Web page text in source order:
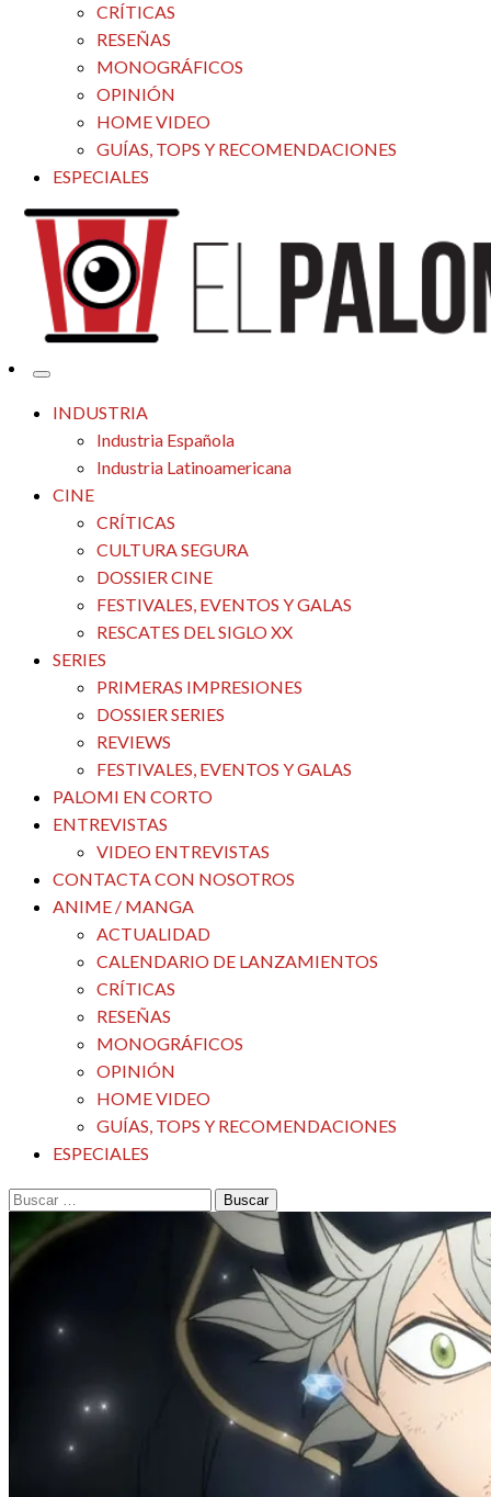
CRÍTICAS
RESEÑAS
MONOGRÁFICOS
OPINIÓN
HOME VIDEO
GUÍAS, TOPS Y RECOMENDACIONES
ESPECIALES
El Palomitrón
Tu espacio de la industria de cine española y latinoamericana
INDUSTRIA
Industria Española
Industria Latinoamericana
CINE
CRÍTICAS
CULTURA SEGURA
DOSSIER CINE
FESTIVALES, EVENTOS Y GALAS
RESCATES DEL SIGLO XX
SERIES
PRIMERAS IMPRESIONES
DOSSIER SERIES
REVIEWS
FESTIVALES, EVENTOS Y GALAS
PALOMI EN CORTO
ENTREVISTAS
VIDEO ENTREVISTAS
CONTACTA CON NOSOTROS
ANIME / MANGA
ACTUALIDAD
CALENDARIO DE LANZAMIENTOS
CRÍTICAS
RESEÑAS
MONOGRÁFICOS
OPINIÓN
HOME VIDEO
GUÍAS, TOPS Y RECOMENDACIONES
ESPECIALES
Buscar: